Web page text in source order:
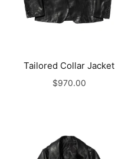
Tailored Collar Jacket
$970.00